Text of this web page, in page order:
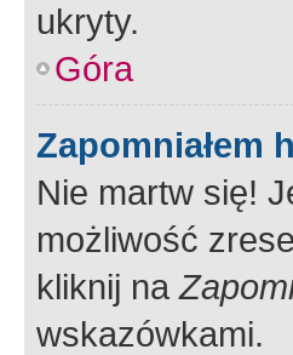
ukryty.
Góra
Zapomniałem
Nie martw się!
możliwość
kliknij na
wskazówkami.